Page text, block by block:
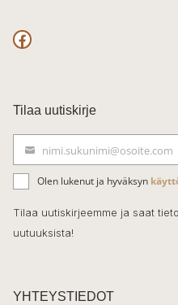
F
c
e
b
o
o
k
Tilaa uutiskirje
ä
h
k
t
nimi.sukunimi@osoite.com
Olen lukenut ja hyväksyn
Tilaa uutiskirjeemme ja saat
uutuuksista!
YHTEYSTIEDOT